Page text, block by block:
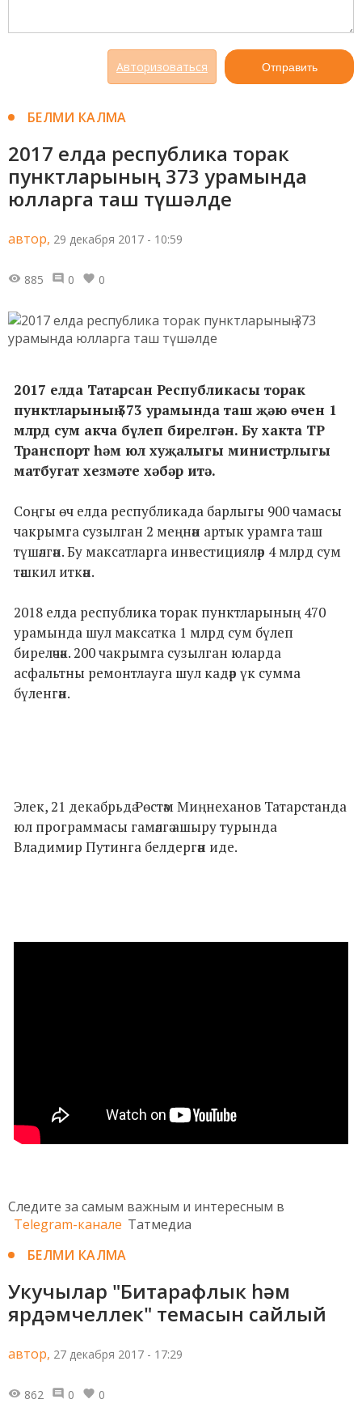
Авторизоваться Отправить
БЕЛМИ КАЛМА
2017 елда республика торак
пунктларының 373 урамында
юлларга таш түшәлде
автор, 29 декабря 2017 - 10:59
885 0 0
2017 елда Татарсан Республикасы торак
пунктларының 373 урамында таш җәю өчен 1
млрд сум акча бүлеп бирелгән. Бу хакта ТР
Транспорт һәм юл хуҗалыгы министрлыгы
матбугат хезмәте хәбәр итә.
Соңгы өч елда республикада барлыгы 900 чамасы
чакрымга сузылган 2 меңнән артык урамга таш
түшәлгән. Бу максатларга инвестицияләр 4 млрд сум
тәшкил иткән.
2018 елда республика торак пунктларының 470
урамында шул максатка 1 млрд сум бүлеп
биреләчәк. 200 чакрымга сузылган юларда
асфальтны ремонтлауга шул кадәр үк сумма
бүленгән.
Элек, 21 декабрьдә Рөстәм Миңнеханов Татарстанда
юл программасы гамәлгә ашыру турында
Владимир Путинга белдергән иде.
Следите за самым важным и интересным в
Telegram-канале Татмедиа
БЕЛМИ КАЛМА
Укучылар "Битарафлык һәм
ярдәмчеллек" темасын сайлый
автор, 27 декабря 2017 - 17:29
862 0 0